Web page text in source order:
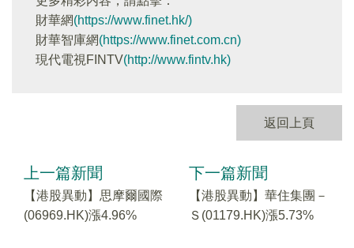
財華網(https://www.finet.hk/)
財華智庫網(https://www.finet.com.cn)
現代電視FINTV(http://www.fintv.hk)
返回上頁
上一篇新聞
【港股異動】思摩爾國際
(06969.HK)漲4.96%
下一篇新聞
【港股異動】華住集團－
Ｓ(01179.HK)漲5.73%